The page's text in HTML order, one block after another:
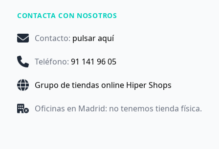
CONTACTA CON NOSOTROS
Contacto: pulsar aquí
Teléfono: 91 141 96 05
Grupo de tiendas online Hiper Shops
Oficinas en Madrid: no tenemos tienda física.